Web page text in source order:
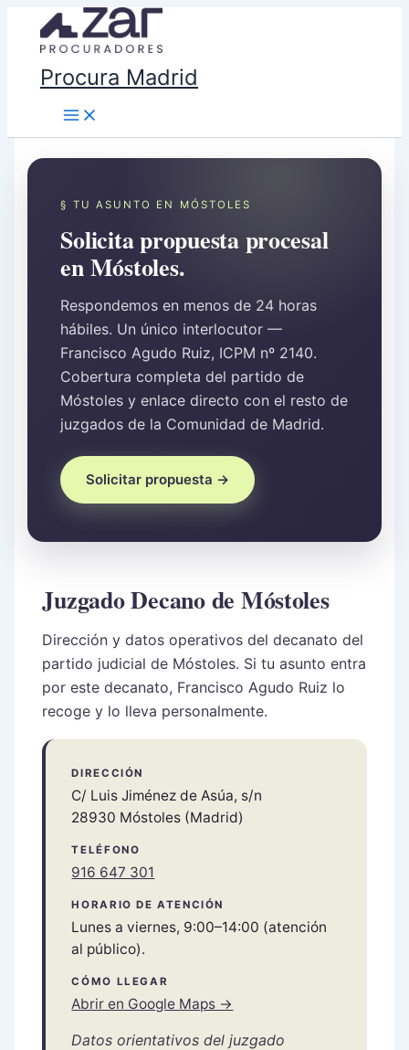
Procura Madrid
§ TU ASUNTO EN MÓSTOLES
Solicita propuesta procesal
en Móstoles.
Respondemos en menos de 24 horas
hábiles. Un único interlocutor —
Francisco Agudo Ruiz, ICPM nº 2140.
Cobertura completa del partido de
Móstoles y enlace directo con el resto de
juzgados de la Comunidad de Madrid.
Solicitar propuesta →
Juzgado Decano de Móstoles
Dirección y datos operativos del decanato del
partido judicial de Móstoles. Si tu asunto entra
por este decanato, Francisco Agudo Ruiz lo
recoge y lo lleva personalmente.
DIRECCIÓN
C/ Luis Jiménez de Asúa, s/n
28930 Móstoles (Madrid)
TELÉFONO
916 647 301
HORARIO DE ATENCIÓN
Lunes a viernes, 9:00–14:00 (atención
al público).
CÓMO LLEGAR
Abrir en Google Maps →
Datos orientativos del juzgado